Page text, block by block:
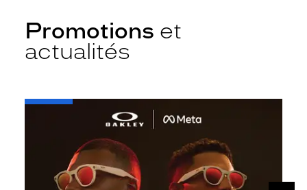
Promotions et
actualités
-